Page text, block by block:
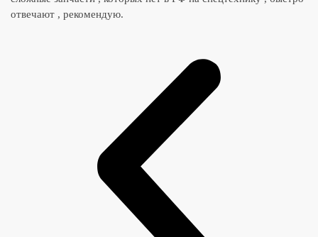
отвечают , рекомендую.